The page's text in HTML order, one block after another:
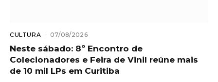
CULTURA 07/08/2026
Neste sábado: 8º Encontro de
Colecionadores e Feira de Vinil reúne mais
de 10 mil LPs em Curitiba